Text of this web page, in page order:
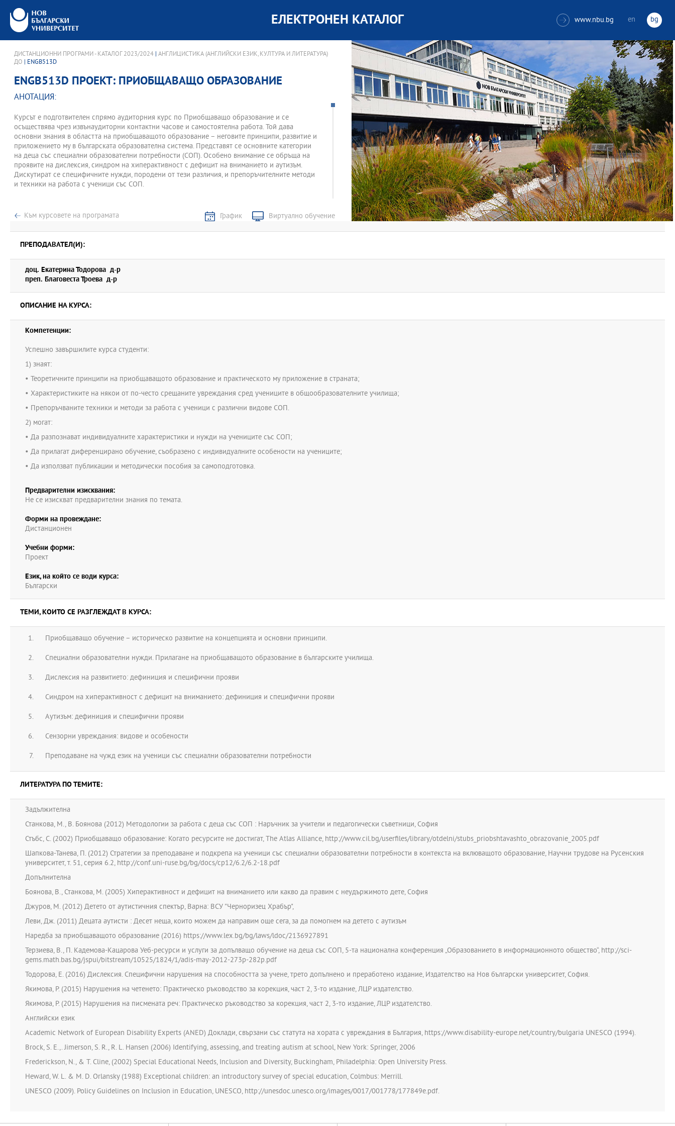
ЕЛЕКТРОНЕН КАТАЛОГ  www.nbu.bg en bg
ДИСТАНЦИОННИ ПРОГРАМИ - КАТАЛОГ 2023/2024 |АНГЛИЦИСТИКА (АНГЛИЙСКИ ЕЗИК, КУЛТУРА И ЛИТЕРАТУРА)
ДО | ENGB513D
ENGB513D ПРОЕКТ: ПРИОБЩАВАЩО ОБРАЗОВАНИЕ
АНОТАЦИЯ:
Курсът е подготвителен спрямо аудиторния курс по Приобщаващо образование и се
осъществява чрез извънаудиторни контактни часове и самостоятелна работа. Той дава
основни знания в областта на приобщаващото образование – неговите принципи, развитие и
приложението му в българската образователна система. Представят се основните категории
на деца със специални образователни потребности (СОП). Особено внимание се обръща на
проявите на дислексия, синдром на хиперактивност с дефицит на вниманието и аутизъм.
Дискутират се специфичните нужди, породени от тези различия, и препоръчителните методи
и техники на работа с ученици със СОП.
Към курсовете на програмата График Виртуално обучение
ПРЕПОДАВАТЕЛ(И):
доц. Екатерина Тодорова д-р
преп. Благовеста Троева д-р
ОПИСАНИЕ НА КУРСА:
Компетенции:
Успешно завършилите курса студенти:
1) знаят:
• Теоретичните принципи на приобщаващото образование и практическото му приложение в страната;
• Характеристиките на някои от по-често срещаните увреждания сред учениците в общообразователните училища;
• Препоръчваните техники и методи за работа с ученици с различни видове СОП.
2) могат:
• Да разпознават индивидуалните характеристики и нужди на учениците със СОП;
• Да прилагат диференцирано обучение, съобразено с индивидуалните особености на учениците;
• Да използват публикации и методически пособия за самоподготовка.
Предварителни изисквания:
Нe се изискват предварителни знания по темата.
Форми на провеждане:
Дистанционен
Учебни форми:
Проект
Език, на който се води курса:
Български
ТЕМИ, КОИТО СЕ РАЗГЛЕЖДАТ В КУРСА:
Приобщаващо обучение – историческо развитие на концепцията и основни принципи.
Специални образователни нужди. Прилагане на приобщаващото образование в българските училища.
Дислексия на развитието: дефиниция и специфични прояви
Синдром на хиперактивност с дефицит на вниманието: дефиниция и специфични прояви
Аутизъм: дефиниция и специфични прояви
Сензорни увреждания: видове и особености
Преподаване на чужд език на ученици със специални образователни потребности
ЛИТЕРАТУРА ПО ТЕМИТЕ:
Задължителна
Станкова, М., В. Боянова (2012) Методологии за работа с деца със СОП : Наръчник за учители и педагогически съветници, София
Стъбс, С. (2002) Приобщаващо образование: Когато ресурсите не достигат, The Atlas Alliance, http://www.cil.bg/userfiles/library/otdelni/stubs_priobshtavashto_obrazovanie_2005.pdf
Шапкова-Танева, П. (2012) Стратегии за преподаване и подкрепа на ученици със специални образователни потребности в контекста на вклюващото образование, Научни трудове на Русенския
университет, т. 51, серия 6.2, http://conf.uni-ruse.bg/bg/docs/cp12/6.2/6.2-18.pdf
Допълнителна
Боянова, В., Станкова, М. (2005) Хиперактивност и дефицит на вниманието или какво да правим с неудържимото дете, София
Джуров, М. (2012) Детето от аутистичния спектър, Варна: ВСУ "Черноризец Храбър",
Леви, Дж. (2011) Децата аутисти : Десет неща, които можем да направим още сега, за да помогнем на детето с аутизъм
Наредба за приобщаващото образование (2016) https://www.lex.bg/bg/laws/ldoc/2136927891
Терзиева, В., П. Кадемова-Кацарова Уеб-ресурси и услуги за допълващо обучение на деца със СОП, 5-та национална конференция „Образованието в информационното общество“, http://sci-
gems.math.bas.bg/jspui/bitstream/10525/1824/1/adis-may-2012-273p-282p.pdf
Тодорова, Е. (2016) Дислексия. Специфични нарушения на способността за учене, трето допълнено и преработено издание, Издателство на Нов български университет, София.
Якимова, Р. (2015) Нарушения на четенето: Практическо ръководство за корекция, част 2, 3-то издание, ЛЦР издателство.
Якимова, Р. (2015) Нарушения на писмената реч: Практическо ръководство за корекция, част 2, 3-то издание, ЛЦР издателство.
Английски език
Academic Network of European Disability Experts (ANED) Доклади, свързани със статута на хората с увреждания в България, https://www.disability-europe.net/country/bulgaria UNESCO (1994).
Brock, S. E.,. Jimerson, S. R., R. L. Hansen (2006) Identifying, assessing, and treating autism at school, New York: Springer, 2006
Frederickson, N., & T. Cline, (2002) Special Educational Needs, Inclusion and Diversity, Buckingham, Philadelphia: Open University Press.
Heward, W. L. & M. D. Orlansky (1988) Exceptional children: an introductory survey of special education, Colmbus: Merrill.
UNESCO (2009). Policy Guidelines on Inclusion in Education, UNESCO, http://unesdoc.unesco.org/images/0017/001778/177849e.pdf.